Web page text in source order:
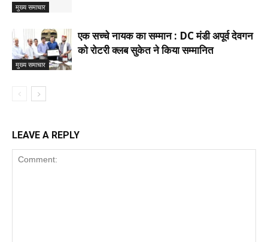
मुख्य समाचार
मुख्य समाचार
एक सच्चे नायक का सम्मान : DC मंडी अपूर्व देवगन
को रोटरी क्लब सुकेत ने किया सम्मानित
LEAVE A REPLY